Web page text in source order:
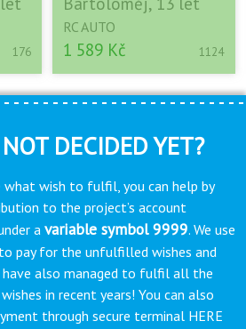
176
RC AUTO
1 589 Kč 1124
DECIDED YET?
what wish to fulfil, you can help by
to the project’s account
a variable symbol 9999. We use
pay for the unfulfilled wishes and
also managed to fulfil all the
in recent years! You can also
through secure terminal HERE